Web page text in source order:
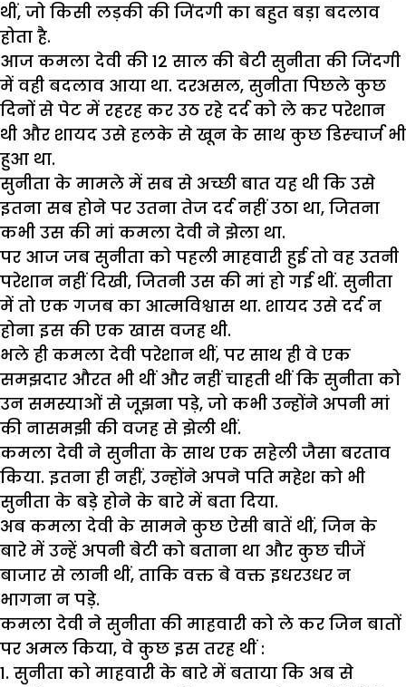
थीं, जो किसी लड़की की जिंदगी का बहुत बड़ा बदलाव
होता है.
आज कमला देवी की 12 साल की बेटी सुनीता की जिंदगी
में वही बदलाव आया था. दरअसल, सुनीता पिछले कुछ
दिनों से पेट में रहरह कर उठ रहे दर्द को ले कर परेशान
थी और शायद उसे हलके से खून के साथ कुछ डिस्चार्ज भी
हुआ था.
सुनीता के मामले में सब से अच्छी बात यह थी कि उसे
इतना सब होने पर उतना तेज दर्द नहीं उठा था, जितना
कभी उस की मां कमला देवी ने झेला था.
पर आज जब सुनीता को पहली माहवारी हुई तो वह उतनी
परेशान नहीं दिखी, जितनी उस की मां हो गई थीं. सुनीता
में तो एक गजब का आत्मविश्वास था. शायद उसे दर्द न
होना इस की एक खास वजह थी.
भले ही कमला देवी परेशान थीं, पर साथ ही वे एक
समझदार औरत भी थीं और नहीं चाहती थीं कि सुनीता को
उन समस्याओं से जूझना पड़े, जो कभी उन्होंने अपनी मां
की नासमझी की वजह से झेली थीं.
कमला देवी ने सुनीता के साथ एक सहेली जैसा बरताव
किया. इतना ही नहीं, उन्होंने अपने पति महेश को भी
सुनीता के बड़े होने के बारे में बता दिया.
अब कमला देवी के सामने कुछ ऐसी बातें थीं, जिन के
बारे में उन्हें अपनी बेटी को बताना था और कुछ चीजें
बाजार से लानी थीं, ताकि वक्त बे वक्त इधरउधर न
भागना न पड़े.
कमला देवी ने सुनीता की माहवारी को ले कर जिन बातों
पर अमल किया, वे कुछ इस तरह थीं :
1. सुनीता को माहवारी के बारे में बताया कि अब से